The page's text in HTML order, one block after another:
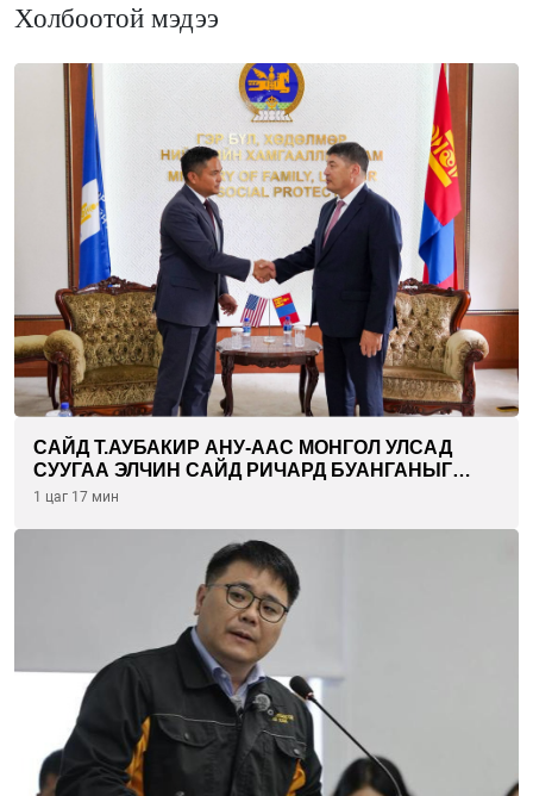
Холбоотой мэдээ
САЙД Т.АУБАКИР АНУ-ААС МОНГОЛ УЛСАД
СУУГАА ЭЛЧИН САЙД РИЧАРД БУАНГАНЫГ
ХҮЛЭЭН АВЧ УУЛЗЛАА
1 цаг 17 мин